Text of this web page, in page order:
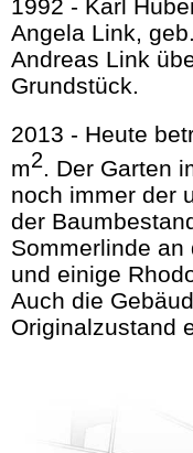
1992 - Karl
Angela Link,
Andreas Link
Grundstück.
2013 - Heute
m2. Der Garten
noch immer der
der
Sommerlinde
und einige
Auch die
Originalzustand